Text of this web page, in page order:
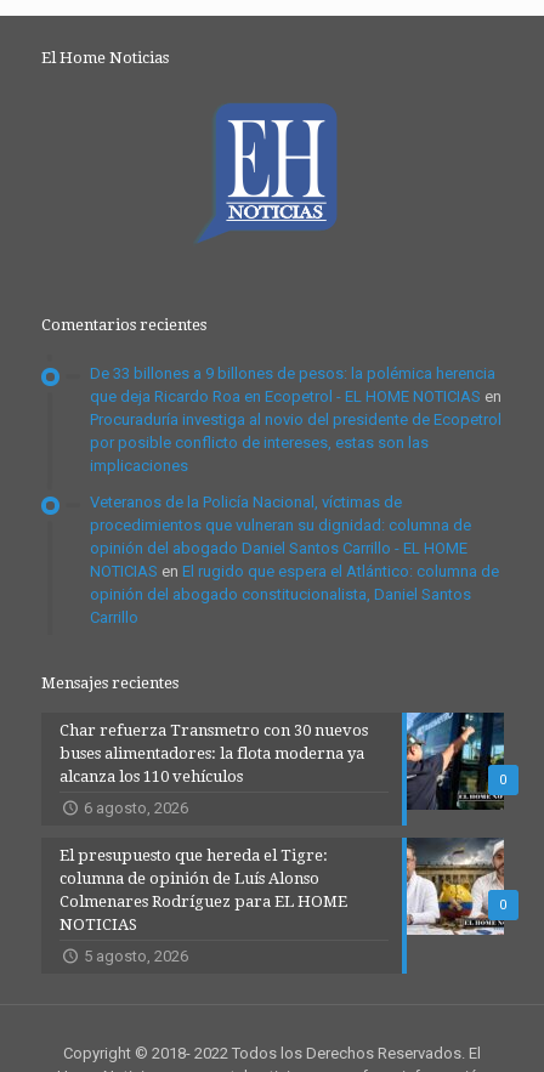
El Home Noticias
Comentarios recientes
De 33 billones a 9 billones de pesos: la polémica herencia
que deja Ricardo Roa en Ecopetrol - EL HOME NOTICIAS en
Procuraduría investiga al novio del presidente de Ecopetrol
por posible conflicto de intereses, estas son las
implicaciones
Veteranos de la Policía Nacional, víctimas de
procedimientos que vulneran su dignidad: columna de
opinión del abogado Daniel Santos Carrillo - EL HOME
NOTICIAS en El rugido que espera el Atlántico: columna de
opinión del abogado constitucionalista, Daniel Santos
Carrillo
Mensajes recientes
0
Char refuerza Transmetro con 30 nuevos
buses alimentadores: la flota moderna ya
alcanza los 110 vehículos
6 agosto, 2026
0
El presupuesto que hereda el Tigre:
columna de opinión de Luís Alonso
Colmenares Rodríguez para EL HOME
NOTICIAS
5 agosto, 2026
Copyright © 2018- 2022 Todos los Derechos Reservados. El